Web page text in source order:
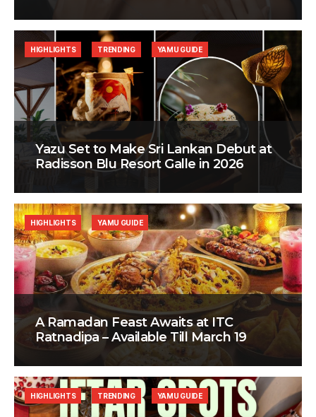
Yazu Set to Make Sri Lankan Debut at
Radisson Blu Resort Galle in 2026
HIGHLIGHTS TRENDING YAMU GUIDE
A Ramadan Feast Awaits at ITC
Ratnadipa – Available Till March 19
HIGHLIGHTS YAMU GUIDE
HIGHLIGHTS TRENDING YAMU GUIDE